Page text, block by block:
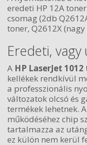
eredeti HP 12A
csomag (2db
toner, Q2612X
Eredeti,
A HP LaserJet
kellékek rendkívül
a professzionális
változatok olcsó és
termékek lehetnek.
működéséhez chip
tartalmazza az
ez külön nem kerül